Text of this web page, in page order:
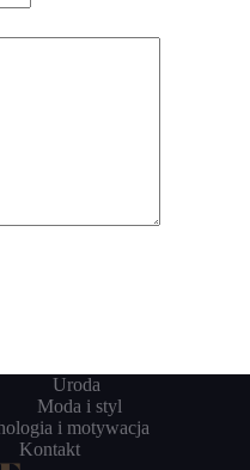
Uroda
Moda i styl
i motywacja
Kontakt